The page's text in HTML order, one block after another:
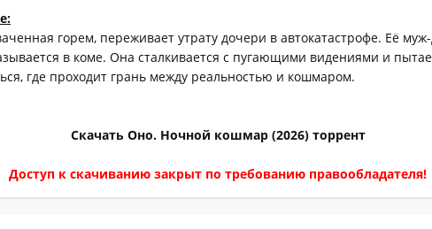
горем, переживает утрату дочери в автокатастрофе. Её
в коме. Она сталкивается с пугающими видениями и
где проходит грань между реальностью и кошмаром.
Скачать Оно. Ночной кошмар (2026) торрент
Доступ к скачиванию закрыт по требованию правообладателя!